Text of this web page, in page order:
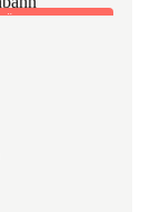
Öffentlicher Zug